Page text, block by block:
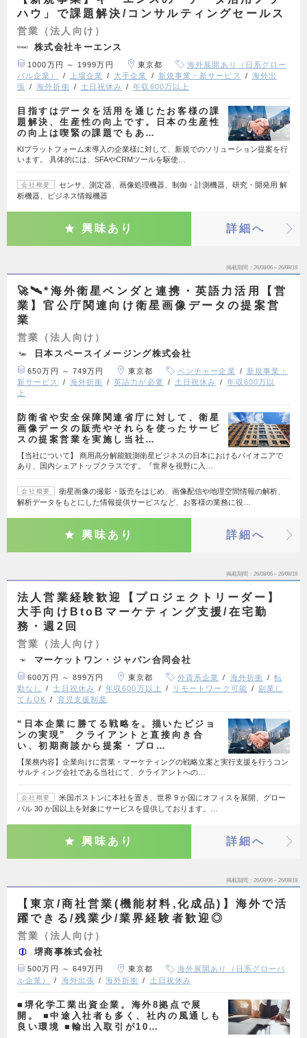
ハウ」で課題解決/コンサルティングセールス
営業（法人向け）
株式会社キーエンス
1000万円 ～ 1999万円 東京都
海外展開あり（日系グロー
バル企業）
上場企業 大手企業 新規事業・新サービス
海外出
張
海外折衝 土日祝休み 年収600万以上
目指すはデータを活用を通じたお客様の課
題解決、生産性の向上です。日本の生産性
の向上は喫緊の課題でもあ…
KIプラットフォーム未導入の企業様に対して、新規でのソリューション提案を行
います。 具体的には、SFAやCRMツールを駆使…
会社概要
センサ、測定器、画像処理機器、制御・計測機器、研究・開発用 解
析機器、ビジネス情報機器
興味あり 詳細へ
掲載期間 26/08/06～26/08/19
🚀🛰️*海外衛星ベンダと連携・英語力活用【営
業】官公庁関連向け衛星画像データの提案営
業
営業（法人向け）
日本スペースイメージング株式会社
650万円 ～ 749万円 東京都 ベンチャー企業
新規事業・
新サービス
海外折衝 英語力が必要 土日祝休み
年収600万以
上
防衛省や安全保障関連省庁に対して、衛星
画像データの販売やそれらを使ったサービ
スの提案営業を実施し当社…
【当社について】 商用高分解能観測衛星ビジネスの日本におけるパイオニアで
あり、国内シェアトップクラスです。『世界を視野に入…
会社概要
衛星画像の撮影・販売をはじめ、画像配信や地理空間情報の解析、
解析データをもとにした情報提供サービスなど、お客様の業務に役…
興味あり 詳細へ
掲載期間 26/08/06～26/08/19
法人営業経験歓迎【プロジェクトリーダー】
大手向けBtoBマーケティング支援/在宅勤
務・週2回
営業（法人向け）
マーケットワン・ジャパン合同会社
600万円 ～ 899万円 東京都 外資系企業 海外折衝
転
勤なし
土日祝休み 年収600万以上 リモートワーク可能
副業し
てもOK
育児支援制度
“日本企業に勝てる戦略を。描いたビジョ
ンの実現” クライアントと直接向き合
い、初期商談から提案・プロ…
【業務内容】企業向けに営業・マーケティングの戦略立案と実行支援を行うコン
サルティング会社である当社にて、クライアントへの…
会社概要
米国ボストンに本社を置き、世界 9 か国にオフィスを展開、グロー
バル 30 か国以上を対象にサービスを提供しております。…
興味あり 詳細へ
掲載期間 26/08/06～26/08/19
【東京/商社営業(機能材料,化成品)】海外で活
躍できる/残業少/業界経験者歓迎◎
営業（法人向け）
堺商事株式会社
500万円 ～ 649万円 東京都
海外展開あり（日系グローバ
ル企業）
海外出張 海外折衝 土日祝休み
■堺化学工業出資企業。海外8拠点で展
開。 ■中途入社者も多く、社内の風通しも
良い環境 ■輸出入取引が10…